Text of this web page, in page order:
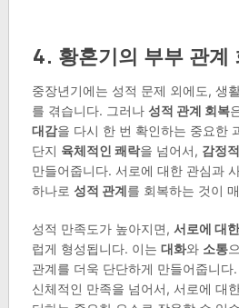
4. 황혼기의 부부 관계
중장년기에는 성적 문제 외에도, 생
를 겪습니다. 그러나 성적 관계 회복
대감을 다시 한 번 확인하는 중요한
단지 육체적인 쾌락을 넘어서, 감정
만들어줍니다. 서로에 대한 관심과
하나로 성적 관계를 회복하는 것이
성적 만족도가 높아지면, 서로에 대
럽게 형성됩니다. 이는 대화와 소통
관계를 더욱 단단하게 만들어줍니다.
신체적인 만족을 넘어서, 서로에 대